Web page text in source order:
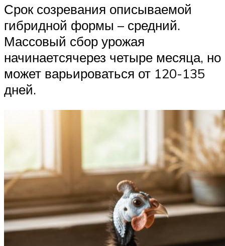
Срок созревания описываемой
гибридной формы – средний.
Массовый сбор урожая
начинаетсячерез четыре месяца, но
может варьироваться от 120-135
дней.